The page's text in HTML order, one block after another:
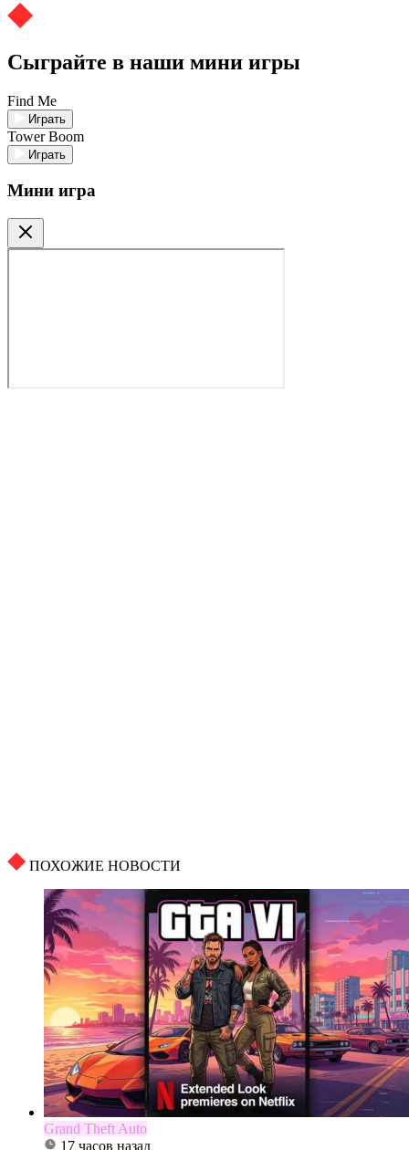
Сыграйте в наши мини игры
Find Me
Играть
Tower Boom
Играть
Мини игра
ПОХОЖИЕ НОВОСТИ
Grand Theft Auto
17 часов назад